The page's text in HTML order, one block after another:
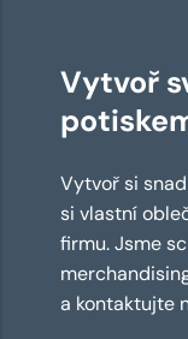
Vytvoř
Vytvoř si
si vlastní
firmu. Jsme
a kontaktujte